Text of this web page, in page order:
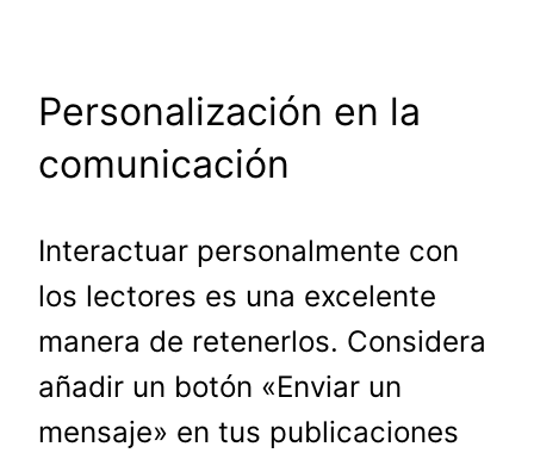
Personalización en la
comunicación
Interactuar personalmente con
los lectores es una excelente
manera de retenerlos. Considera
añadir un botón «Enviar un
mensaje» en tus publicaciones